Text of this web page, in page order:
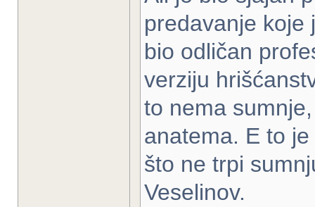
predavanje koje
bio odličan
verziju
to nema
anatema. E to
što ne trpi
Veselinov.